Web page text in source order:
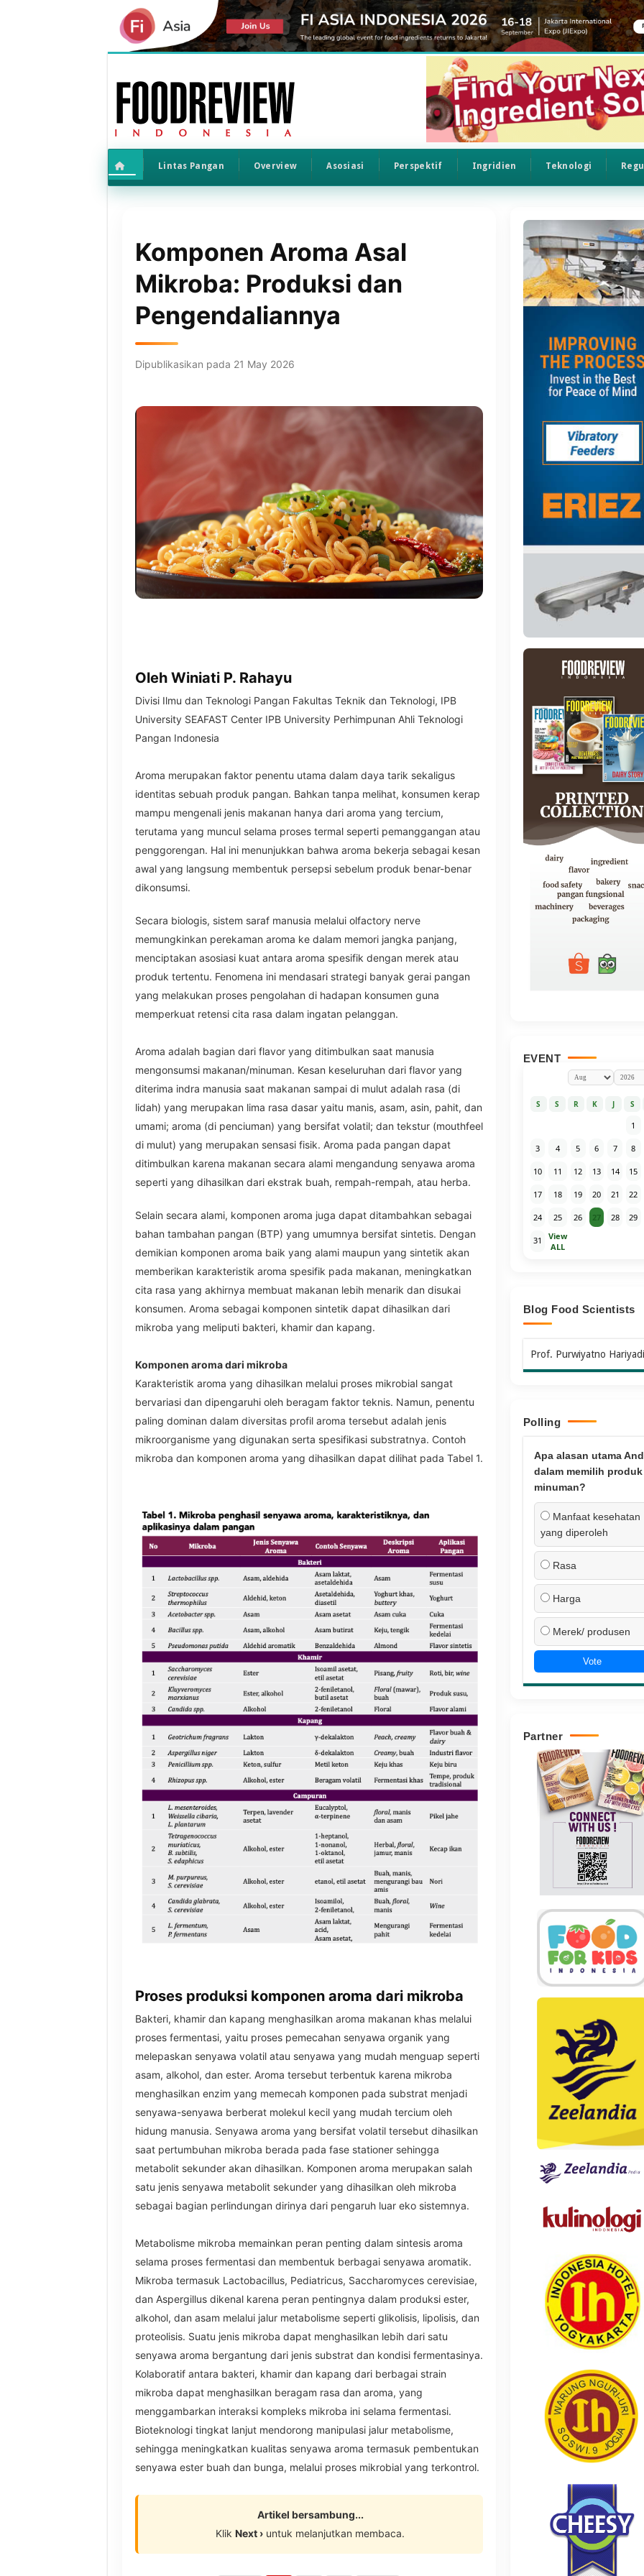
Lintas Pangan Overview Asosiasi Perspektif Ingridien Teknologi
Komponen Aroma Asal
Mikroba: Produksi dan
Pengendaliannya
Dipublikasikan pada 21 May 2026
Oleh Winiati P. Rahayu
Divisi Ilmu dan Teknologi Pangan Fakultas Teknik dan Teknologi, IPB
University SEAFAST Center IPB University Perhimpunan Ahli Teknologi
Pangan Indonesia
Aroma merupakan faktor penentu utama dalam daya tarik sekaligus
identitas sebuah produk pangan. Bahkan tanpa melihat, konsumen kerap
mampu mengenali jenis makanan hanya dari aroma yang tercium,
terutama yang muncul selama proses termal seperti pemanggangan atau
penggorengan. Hal ini menunjukkan bahwa aroma bekerja sebagai kesan
awal yang langsung membentuk persepsi sebelum produk benar-benar
dikonsumsi.
Secara biologis, sistem saraf manusia melalui olfactory nerve
memungkinkan perekaman aroma ke dalam memori jangka panjang,
menciptakan asosiasi kuat antara aroma spesifik dengan merek atau
produk tertentu. Fenomena ini mendasari strategi banyak gerai pangan
yang melakukan proses pengolahan di hadapan konsumen guna
memperkuat retensi cita rasa dalam ingatan pelanggan.
Aroma adalah bagian dari flavor yang ditimbulkan saat manusia
mengonsumsi makanan/minuman. Kesan keseluruhan dari flavor yang
diterima indra manusia saat makanan sampai di mulut adalah rasa (di
lidah) yang merupakan lima rasa dasar yaitu manis, asam, asin, pahit, dan
umami; aroma (di penciuman) yang bersifat volatil; dan tekstur (mouthfeel
di mulut) yang merupakan sensasi fisik. Aroma pada pangan dapat
ditimbulkan karena makanan secara alami mengandung senyawa aroma
seperti yang dihasilkan dari ekstrak buah, rempah-rempah, atau herba.
Selain secara alami, komponen aroma juga dapat ditambahkan sebagai
bahan tambahan pangan (BTP) yang umumnya bersifat sintetis. Dengan
demikian komponen aroma baik yang alami maupun yang sintetik akan
memberikan karakteristik aroma spesifik pada makanan, meningkatkan
cita rasa yang akhirnya membuat makanan lebih menarik dan disukai
konsumen. Aroma sebagai komponen sintetik dapat dihasilkan dari
mikroba yang meliputi bakteri, khamir dan kapang.
Komponen aroma dari mikroba
Karakteristik aroma yang dihasilkan melalui proses mikrobial sangat
bervariasi dan dipengaruhi oleh beragam faktor teknis. Namun, penentu
paling dominan dalam diversitas profil aroma tersebut adalah jenis
mikroorganisme yang digunakan serta spesifikasi substratnya. Contoh
mikroba dan komponen aroma yang dihasilkan dapat dilihat pada Tabel 1.
Proses produksi komponen aroma dari mikroba
Bakteri, khamir dan kapang menghasilkan aroma makanan khas melalui
proses fermentasi, yaitu proses pemecahan senyawa organik yang
melepaskan senyawa volatil atau senyawa yang mudah menguap seperti
asam, alkohol, dan ester. Aroma tersebut terbentuk karena mikroba
menghasilkan enzim yang memecah komponen pada substrat menjadi
senyawa-senyawa berberat molekul kecil yang mudah tercium oleh
hidung manusia. Senyawa aroma yang bersifat volatil tersebut dihasilkan
saat pertumbuhan mikroba berada pada fase stationer sehingga
metabolit sekunder akan dihasilkan. Komponen aroma merupakan salah
satu jenis senyawa metabolit sekunder yang dihasilkan oleh mikroba
sebagai bagian perlindungan dirinya dari pengaruh luar eko sistemnya.
Metabolisme mikroba memainkan peran penting dalam sintesis aroma
selama proses fermentasi dan membentuk berbagai senyawa aromatik.
Mikroba termasuk Lactobacillus, Pediatricus, Saccharomyces cerevisiae,
dan Aspergillus dikenal karena peran pentingnya dalam produksi ester,
alkohol, dan asam melalui jalur metabolisme seperti glikolisis, lipolisis, dan
proteolisis. Suatu jenis mikroba dapat menghasilkan lebih dari satu
senyawa aroma bergantung dari jenis substrat dan kondisi fermentasinya.
Kolaboratif antara bakteri, khamir dan kapang dari berbagai strain
mikroba dapat menghasilkan beragam rasa dan aroma, yang
menggambarkan interaksi kompleks mikroba ini selama fermentasi.
Bioteknologi tingkat lanjut mendorong manipulasi jalur metabolisme,
sehingga meningkatkan kualitas senyawa aroma termasuk pembentukan
senyawa ester buah dan bunga, melalui proses mikrobial yang terkontrol.
Artikel bersambung...
Klik Next › untuk melanjutkan membaca.
EVENT
S S R K J S
1
3 4 5 6 7 8
10 11 12 13 14 15
17 18 19 20 21 22
24 25 26 27 28 29
31
View
ALL
Blog Food Scientists
Prof. Purwiyatno Hariyadi
Polling
Apa alasan utama
dalam memilih produk
minuman?
Manfaat kesehatan
yang diperoleh
Rasa
Harga
Merek/ produsen
Vote
Partner